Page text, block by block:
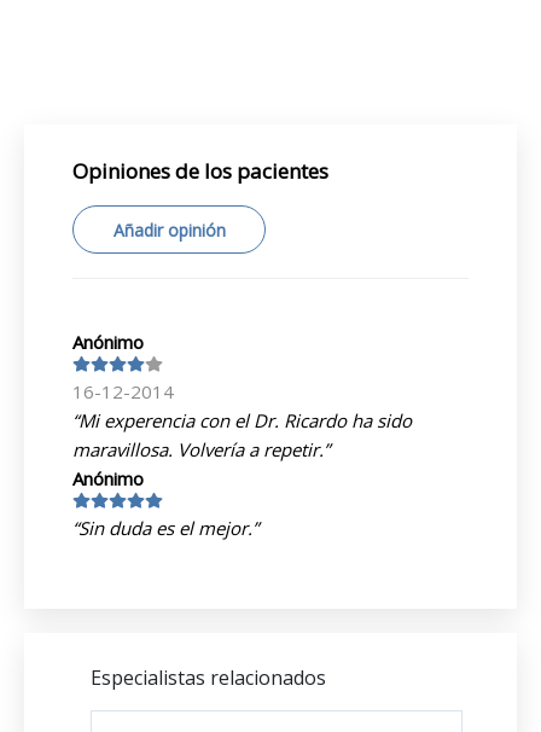
Opiniones de los pacientes
Añadir opinión
Anónimo
16-12-2014
“Mi experencia con el Dr. Ricardo ha sido
maravillosa. Volvería a repetir.”
Anónimo
“Sin duda es el mejor.”
Especialistas relacionados